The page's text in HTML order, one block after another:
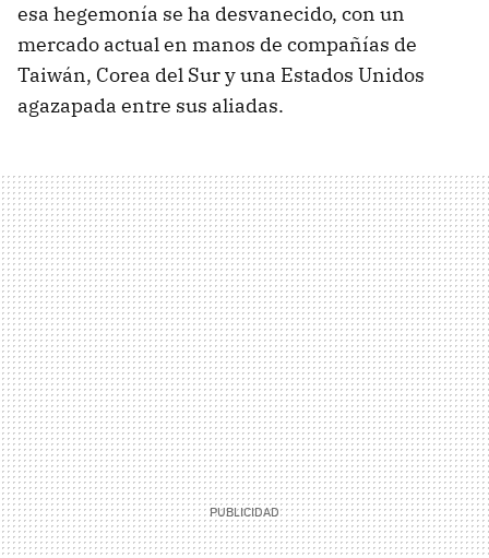
esa hegemonía se ha desvanecido, con un
mercado actual en manos de compañías de
Taiwán, Corea del Sur y una Estados Unidos
agazapada entre sus aliadas.